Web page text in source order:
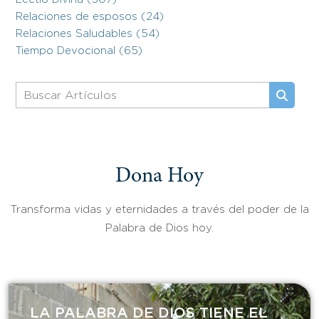
Relaciones de esposos (24)
Relaciones Saludables (54)
Tiempo Devocional (65)
Dona Hoy
Transforma vidas y eternidades a través del poder de la
Palabra de Dios hoy.
LA PALABRA DE DIOS TIENE EL